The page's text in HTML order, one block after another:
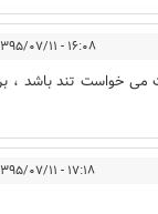
۱۶:۰۸ - ۱۳۹۵/۰۷/۱۱
می خواست تند باشد ،
۱۷:۱۸ - ۱۳۹۵/۰۷/۱۱